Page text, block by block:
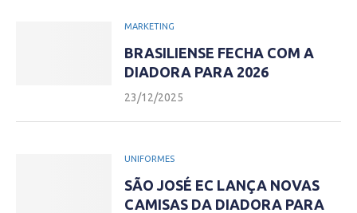
MARKETING
BRASILIENSE FECHA COM A
DIADORA PARA 2026
23/12/2025
UNIFORMES
SÃO JOSÉ EC LANÇA NOVAS
CAMISAS DA DIADORA PARA